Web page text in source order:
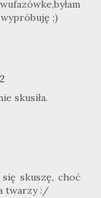
;)
skusiła.
skuszę, choć
twarzy :/